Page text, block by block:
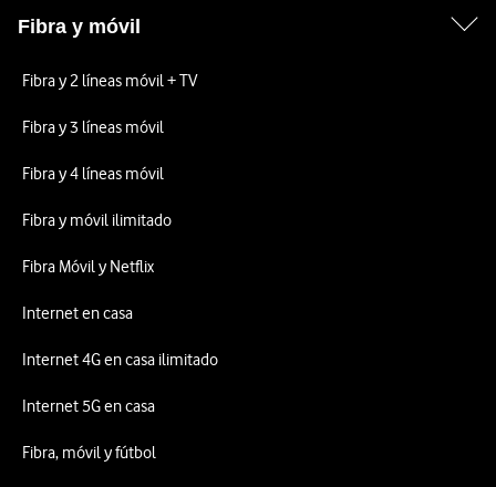
Fibra y móvil
Fibra y 2 líneas móvil + TV
Fibra y 3 líneas móvil
Fibra y 4 líneas móvil
Fibra y móvil ilimitado
Fibra Móvil y Netflix
Internet en casa
Internet 4G en casa ilimitado
Internet 5G en casa
Fibra, móvil y fútbol